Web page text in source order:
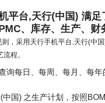
平台,天行(中国) 满
、库存、生产、财
，采用天行手机平台,天行(中
程。
询每日、每周、每月、每
国) 之生产计划，按照